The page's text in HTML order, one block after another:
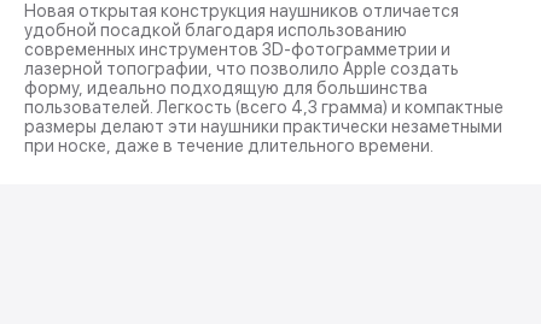
Новая открытая конструкция наушников отличается
удобной посадкой благодаря использованию
современных инструментов 3D-фотограмметрии и
лазерной топографии, что позволило Apple создать
форму, идеально подходящую для большинства
пользователей. Легкость (всего 4,3 грамма) и компактные
размеры делают эти наушники практически незаметными
при носке, даже в течение длительного времени.